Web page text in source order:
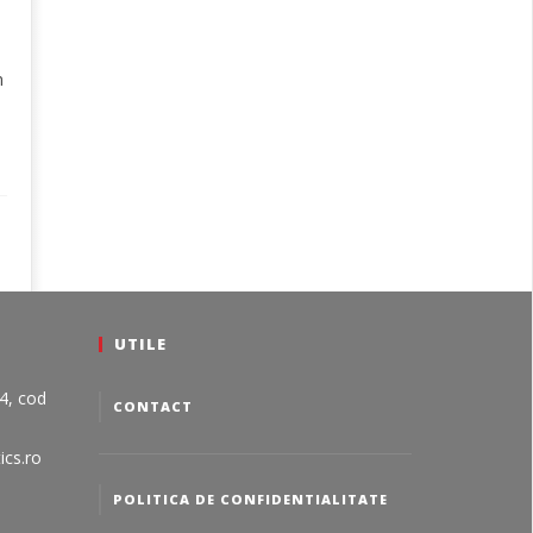
cod
UTILE
CONTACT
POLITICA DE CONFIDENTIALITATE